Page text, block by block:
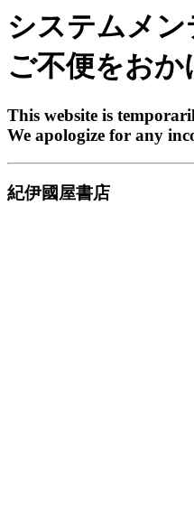
システムメン
ご不便をおか
This website is
We apologize for any
紀伊國屋書店